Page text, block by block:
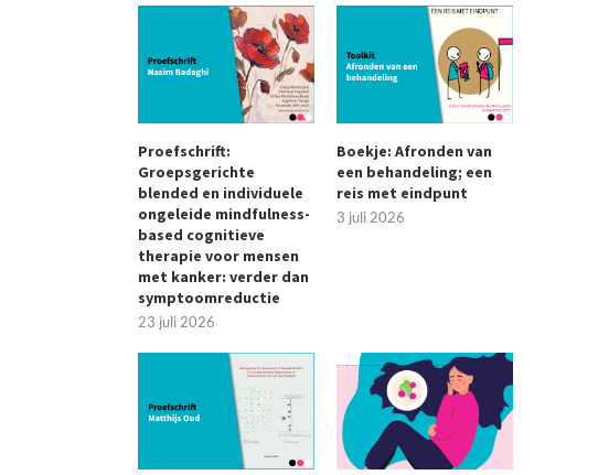
Proefschrift:
Groepsgerichte
blended en individuele
ongeleide mindfulness-
based cognitieve
therapie voor mensen
met kanker: verder dan
symptoomreductie
23 juli 2026
Boekje: Afronden van
een behandeling; een
reis met eindpunt
3 juli 2026